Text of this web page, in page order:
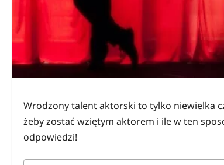
Wrodzony talent aktorski to tylko niewielka
żeby zostać wziętym aktorem i ile w ten
odpowiedzi!